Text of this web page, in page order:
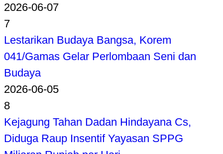
2026-06-07
7
Lestarikan Budaya Bangsa, Korem
041/Gamas Gelar Perlombaan Seni dan
Budaya
2026-06-05
8
Kejagung Tahan Dadan Hindayana Cs,
Diduga Raup Insentif Yayasan SPPG